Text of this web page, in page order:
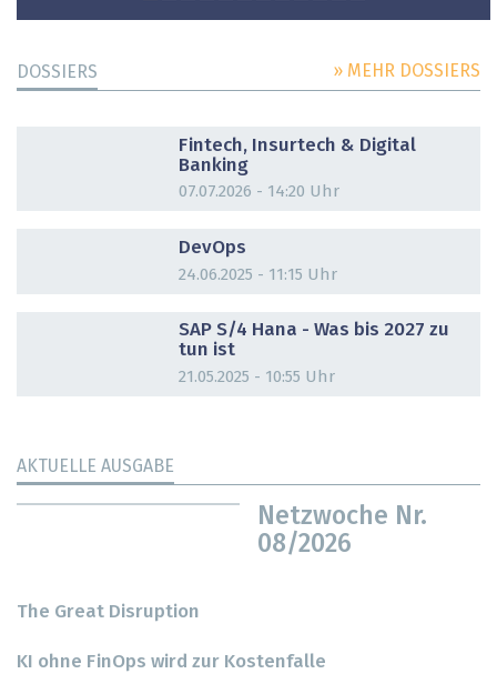
DOSSIERS » MEHR DOSSIERS
Fintech, Insurtech & Digital
Banking
07.07.2026 - 14:20 Uhr
DevOps
24.06.2025 - 11:15 Uhr
SAP S/4 Hana - Was bis 2027 zu
tun ist
21.05.2025 - 10:55 Uhr
AKTUELLE AUSGABE
Netzwoche Nr.
08/2026
The Great Disruption
KI ohne FinOps wird zur Kostenfalle